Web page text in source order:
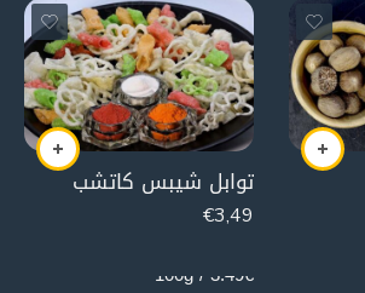
توابل شيبس كاتشب
€3,49
3.49€ / 100g